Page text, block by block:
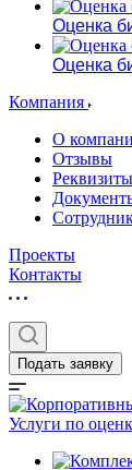
Оценка
Оценка
Компания
О
Отзывы
Реквизиты
Проекты
Контакты
Подать заявку
Услуги по